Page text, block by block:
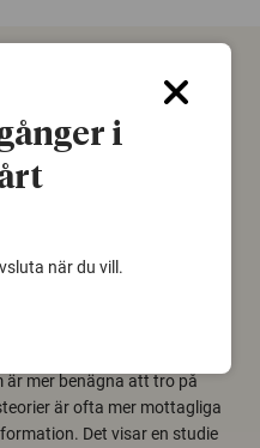
vissa på rysk
är mer benägna att tro på
är ofta mer mottagliga
Det visar en studie
i
när du vill.